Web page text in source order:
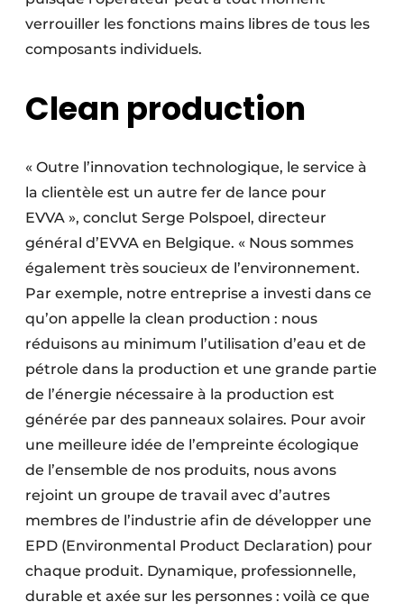
verrouiller les fonctions mains libres de tous les
composants individuels.
Clean production
« Outre l’innovation technologique, le service à
la clientèle est un autre fer de lance pour
EVVA », conclut Serge Polspoel, directeur
général d’EVVA en Belgique. « Nous sommes
également très soucieux de l’environnement.
Par exemple, notre entreprise a investi dans ce
qu’on appelle la clean production : nous
réduisons au minimum l’utilisation d’eau et de
pétrole dans la production et une grande partie
de l’énergie nécessaire à la production est
générée par des panneaux solaires. Pour avoir
une meilleure idée de l’empreinte écologique
de l’ensemble de nos produits, nous avons
rejoint un groupe de travail avec d’autres
membres de l’industrie afin de développer une
EPD (Environmental Product Declaration) pour
chaque produit. Dynamique, professionnelle,
durable et axée sur les personnes : voilà ce que